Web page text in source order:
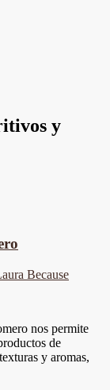
y
Because
nos permite
de
y aromas,